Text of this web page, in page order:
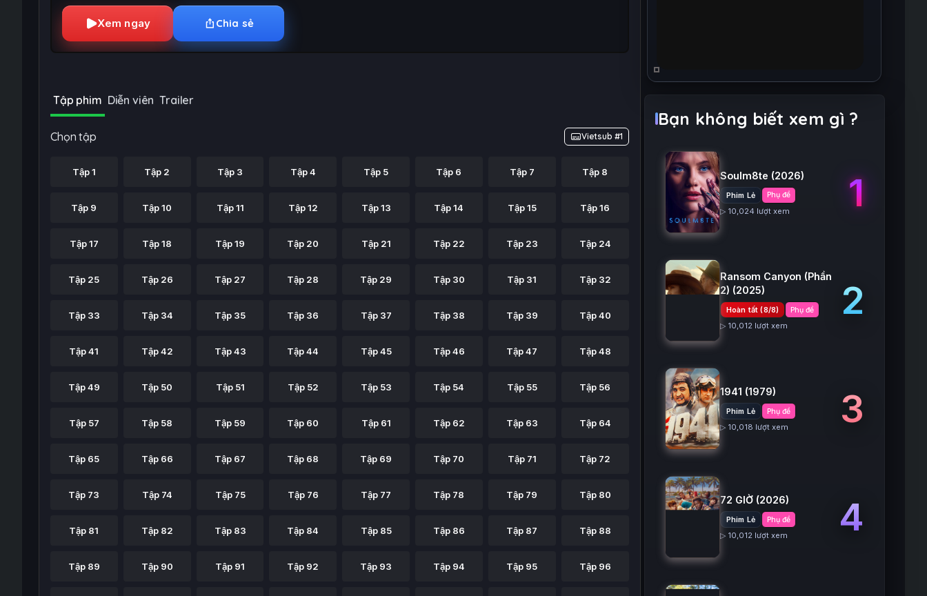
Xem ngay Chia sẻ
Tập phim Diễn viên Trailer
Chọn tập Vietsub #1
Tập 1 Tập 2 Tập 3 Tập 4 Tập 5 Tập 6 Tập 7 Tập 8
Tập 9 Tập 10 Tập 11 Tập 12 Tập 13 Tập 14 Tập 15 Tập 16
Tập 17 Tập 18 Tập 19 Tập 20 Tập 21 Tập 22 Tập 23 Tập 24
Tập 25 Tập 26 Tập 27 Tập 28 Tập 29 Tập 30 Tập 31 Tập 32
Tập 33 Tập 34 Tập 35 Tập 36 Tập 37 Tập 38 Tập 39 Tập 40
Tập 41 Tập 42 Tập 43 Tập 44 Tập 45 Tập 46 Tập 47 Tập 48
Tập 49 Tập 50 Tập 51 Tập 52 Tập 53 Tập 54 Tập 55 Tập 56
Tập 57 Tập 58 Tập 59 Tập 60 Tập 61 Tập 62 Tập 63 Tập 64
Tập 65 Tập 66 Tập 67 Tập 68 Tập 69 Tập 70 Tập 71 Tập 72
Tập 73 Tập 74 Tập 75 Tập 76 Tập 77 Tập 78 Tập 79 Tập 80
Tập 81 Tập 82 Tập 83 Tập 84 Tập 85 Tập 86 Tập 87 Tập 88
Tập 89 Tập 90 Tập 91 Tập 92 Tập 93 Tập 94 Tập 95 Tập 96
Bạn không biết xem gì ?
Soulm8te (2026)
Phim Lẻ Phụ đề
▷ 10,024 lượt xem 1
Ransom Canyon (Phần
2) (2025)
Hoàn tất (8/8) Phụ đề
▷ 10,012 lượt xem
2
1941 (1979)
Phim Lẻ Phụ đề
▷ 10,018 lượt xem 3
72 GIỜ (2026)
Phim Lẻ Phụ đề
▷ 10,012 lượt xem 4